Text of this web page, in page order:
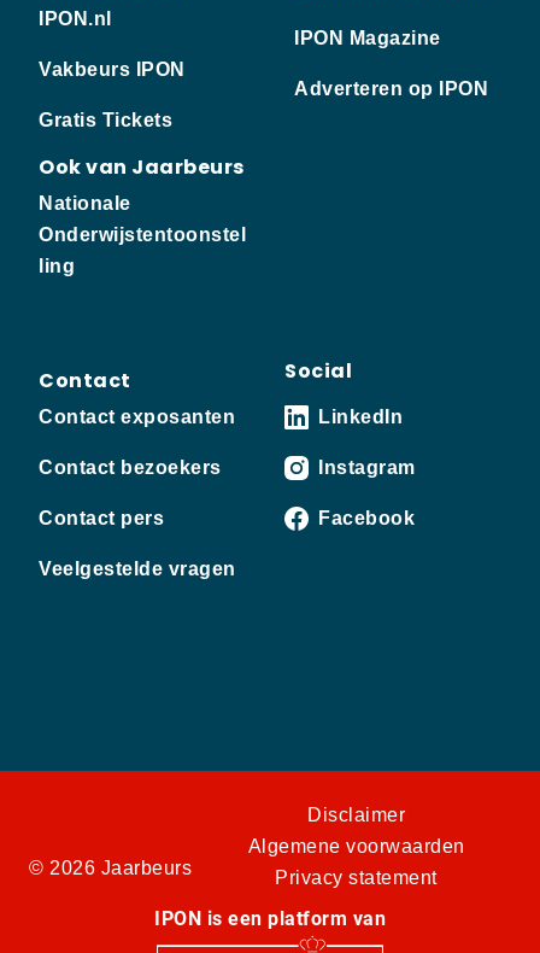
IPON.nl
Vakbeurs IPON
Gratis Tickets
Ook van Jaarbeurs
Nationale
Onderwijstentoonstel
ling
IPON Magazine
Adverteren op IPON
Contact
Contact exposanten
Contact bezoekers
Contact pers
Veelgestelde vragen
Social
LinkedIn
Instagram
Facebook
© 2026 Jaarbeurs
Disclaimer
Algemene voorwaarden
Privacy statement
IPON is een platform van